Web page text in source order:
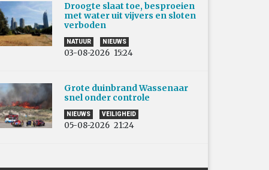
Droogte slaat toe, besproeien
met water uit vijvers en sloten
verboden
NATUUR NIEUWS
03-08-2026 15:24
Grote duinbrand Wassenaar
snel onder controle
NIEUWS VEILIGHEID
05-08-2026 21:24